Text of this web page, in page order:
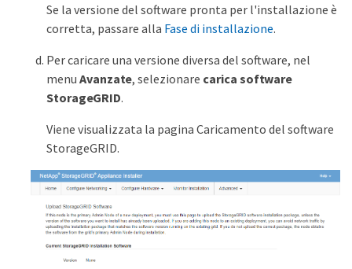
Se la versione del software pronta per l'installazione è
corretta, passare alla Fase di installazione.
Per caricare una versione diversa del software, nel
menu Avanzate, selezionare carica software
StorageGRID.
Viene visualizzata la pagina Caricamento del software
StorageGRID.